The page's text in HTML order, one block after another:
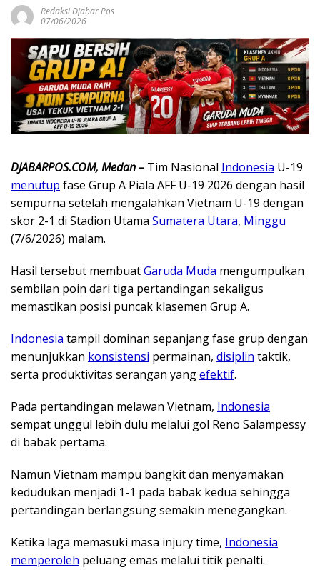
Redaksi Djabar Pos
07/06/2026
DJABARPOS.COM, Medan – Tim Nasional Indonesia U-19
menutup fase Grup A Piala AFF U-19 2026 dengan hasil
sempurna setelah mengalahkan Vietnam U-19 dengan
skor 2-1 di Stadion Utama Sumatera Utara, Minggu
(7/6/2026) malam.
Hasil tersebut membuatGaruda Muda mengumpulkan
sembilan poin dari tiga pertandingan sekaligus
memastikan posisi puncak klasemen Grup A.
Indonesia tampil dominan sepanjang fase grup dengan
menunjukkan konsistensi permainan, disiplin taktik,
serta produktivitas serangan yangefektif.
Pada pertandingan melawan Vietnam, Indonesia
sempat unggul lebih dulu melalui gol Reno Salampessy
di babak pertama.
Namun Vietnam mampu bangkit dan menyamakan
kedudukan menjadi 1-1 pada babak kedua sehingga
pertandingan berlangsung semakin menegangkan.
Ketika laga memasuki masa injury time, Indonesia
memperoleh peluang emas melalui titik penalti.